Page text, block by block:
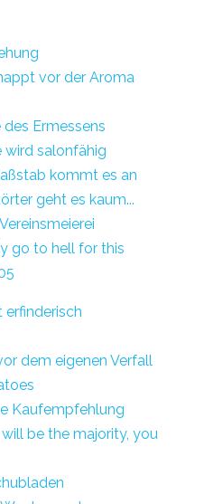
vor der Aroma
des Ermessens
wird salonfähig
kommt es an
geht es kaum...
go to hell for this
erfinderisch
dem eigenen Verfall
Kaufempfehlung
be the majority, you